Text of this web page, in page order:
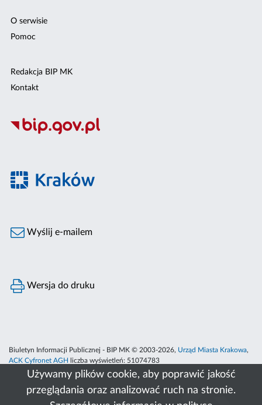
Używamy plików cookie, aby poprawić jakość
przeglądania oraz analizować ruch na stronie.
O serwisie
Pomoc
Redakcja BIP MK
Kontakt
Wyślij e-mailem
Wersja do druku
Biuletyn Informacji Publicznej - BIP MK © 2003-2026, Urząd Miasta Krakowa,
ACK Cyfronet AGH
liczba wyświetleń: 51074783